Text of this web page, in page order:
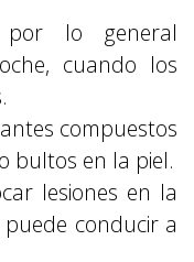
por lo general
cuando los
compuestos
bultos en la piel.
lesiones en la
conducir a